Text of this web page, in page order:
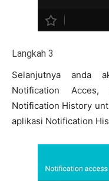
Langkah 3
Selanjutnya anda
Notification
Notification History
aplikasi Notification